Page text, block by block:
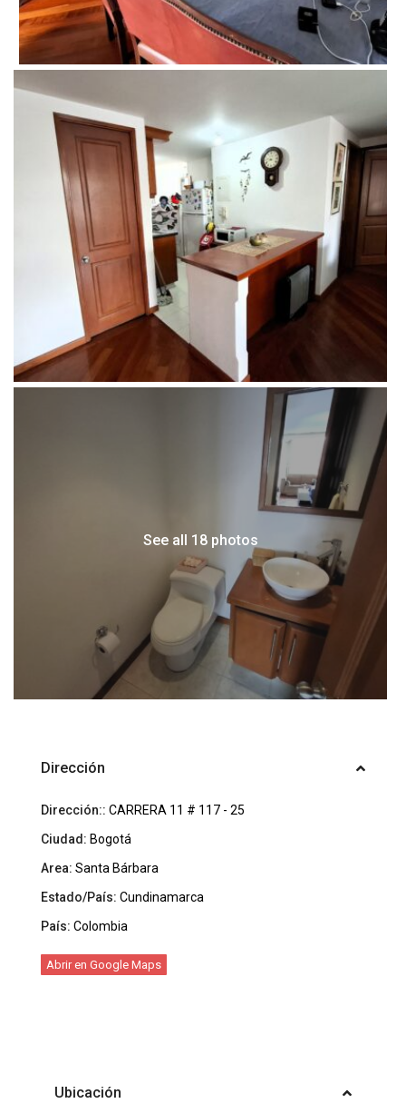
See all 18 photos
Dirección
Dirección:: CARRERA 11 # 117 - 25
Ciudad: Bogotá
Area: Santa Bárbara
Estado/País: Cundinamarca
País: Colombia
Abrir en Google Maps
Ubicación